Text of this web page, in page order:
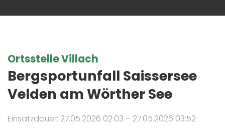
Ortsstelle Villach
Bergsportunfall Saissersee
Velden am Wörther See
Einsatzdauer: 27.05.2026 02:03 – 27.05.2026 03:52